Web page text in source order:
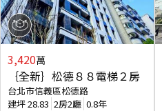
3,420萬
｛全新｝松德８８電梯２房
台北市信義區松德路
建坪28.83 2房2廳 0.8年